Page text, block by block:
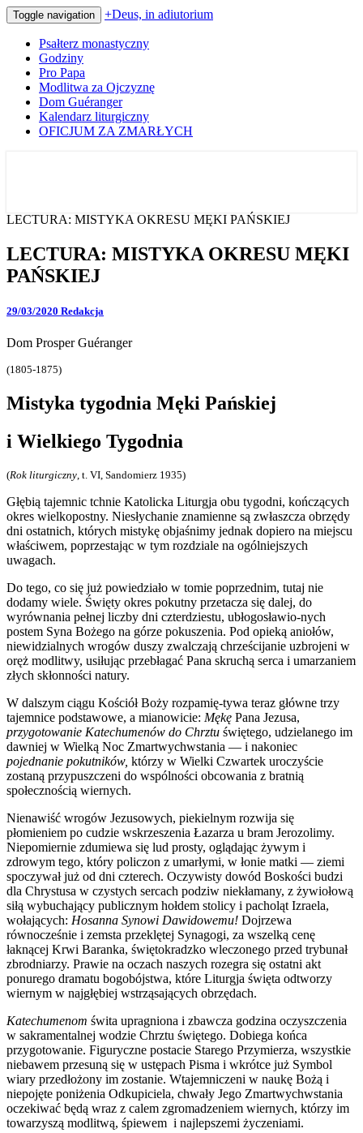
Toggle navigation +Deus, in adiutorium
Psałterz monastyczny
Godziny
Pro Papa
Modlitwa za Ojczyznę
Dom Guéranger
Kalendarz liturgiczny
OFICJUM ZA ZMARŁYCH
LECTURA: MISTYKA OKRESU MĘKI PAŃSKIEJ
LECTURA: MISTYKA OKRESU MĘKI
PAŃSKIEJ
29/03/2020 Redakcja
Dom Prosper Guéranger
(1805-1875)
Mistyka tygodnia Męki Pańskiej
i Wielkiego Tygodnia
(Rok liturgiczny , t. VI, Sandomierz 1935)
Głębią tajemnic tchnie Katolicka Liturgja obu tygodni, kończących
okres wielkopostny. Niesłychanie znamienne są zwłaszcza obrzędy
dni ostatnich, których mistykę objaśnimy jednak dopiero na miejscu
właściwem, poprzestając w tym rozdziale na ogólniejszych
uwagach.
Do tego, co się już powiedziało w tomie poprzednim, tutaj nie
dodamy wiele. Święty okres pokutny przetacza się dalej, do
wyrównania pełnej liczby dni czterdziestu, ubłogosławio-nych
postem Syna Bożego na górze pokuszenia. Pod opieką aniołów,
niewidzialnych wrogów duszy zwalczają chrześcijanie uzbrojeni w
oręż modlitwy, usiłując przebłagać Pana skruchą serca i umarzaniem
złych skłonności natury.
W dalszym ciągu Kościół Boży rozpamię-tywa teraz główne trzy
tajemnice podstawowe, a mianowicie: Mękę Pana Jezusa,
przygotowanie Katechumenów do Chrztu świętego, udzielanego im
dawniej w Wielką Noc Zmartwychwstania — i nakoniec
pojednanie pokutników, którzy w Wielki Czwartek uroczyście
zostaną przypuszczeni do wspólności obcowania z bratnią
społecznością wiernych.
Nienawiść wrogów Jezusowych, piekielnym rozwija się
płomieniem po cudzie wskrzeszenia Łazarza u bram Jerozolimy.
Niepomiernie zdumiewa się lud prosty, oglądając żywym i
zdrowym tego, który policzon z umarłymi, w łonie matki — ziemi
spoczywał już od dni czterech. Oczywisty dowód Boskości budzi
dla Chrystusa w czystych sercach podziw niekłamany, z żywiołową
siłą wybuchający publicznym hołdem stolicy i pacholąt Izraela,
wołających: Hosanna Synowi Dawidowemu! Dojrzewa
równocześnie i zemsta przeklętej Synagogi, za wszelką cenę
łaknącej Krwi Baranka, świętokradzko wleczonego przed trybunał
zbrodniarzy. Prawie na oczach naszych rozegra się ostatni akt
ponurego dramatu bogobójstwa, które Liturgja święta odtworzy
wiernym w najgłębiej wstrząsających obrzędach.
Katechumenom świta upragniona i zbawcza godzina oczyszczenia
w sakramentalnej wodzie Chrztu świętego. Dobiega końca
przygotowanie. Figuryczne postacie Starego Przymierza, wszystkie
niebawem przesuną się w ustępach Pisma i wkrótce już Symbol
wiary przedłożony im zostanie. Wtajemniczeni w naukę Bożą i
niepojęte poniżenia Odkupiciela, chwały Jego Zmartwychwstania
oczekiwać będą wraz z calem zgromadzeniem wiernych, którzy im
towarzyszą modlitwą, śpiewem i najlepszemi życzeniami.